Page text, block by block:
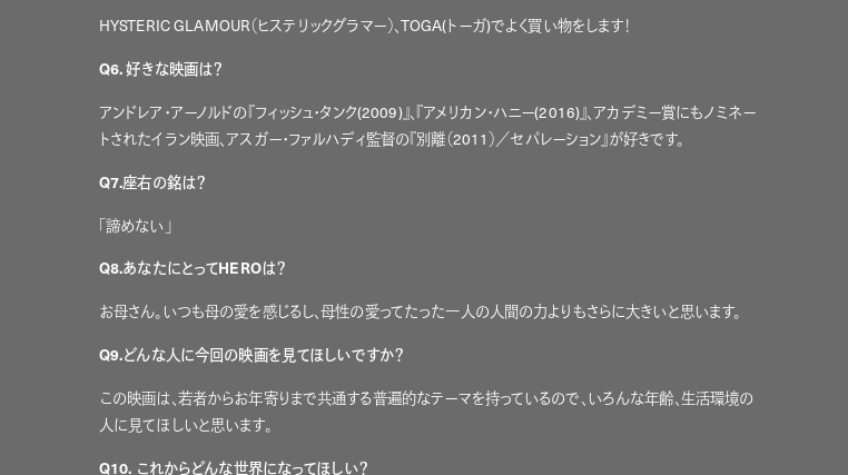
HYSTERIC GLAMOUR（ヒステリックグラマー）、TOGA(トーガ)でよく買い物をします！
Q6. 好きな映画は？
アンドレア・アーノルドの『フィッシュ・タンク(2009)』、『アメリカン・ハニー(2016)』、アカデミー賞にもノミネー
トされたイラン映画、アスガー・ファルハディ監督の『別離（2011）／セパレーション』が好きです。
Q7.座右の銘は？
「諦めない」
Q8.あなたにとってHEROは？
お母さん。いつも母の愛を感じるし、母性の愛ってたった一人の人間の力よりもさらに大きいと思います。
Q9.どんな人に今回の映画を見てほしいですか？
この映画は、若者からお年寄りまで共通する普遍的なテーマを持っているので、いろんな年齢、生活環境の
人に見てほしいと思います。
Q10. これからどんな世界になってほしい？